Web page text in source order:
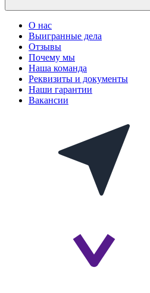
О нас
Выигранные дела
Отзывы
Почему мы
Наша команда
Реквизиты и документы
Наши гарантии
Вакансии